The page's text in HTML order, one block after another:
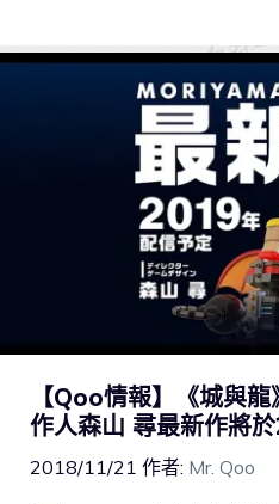
【Qoo情報】《城與
作人森山 尋最新作將
2018/11/21 作者: Mr. Qoo